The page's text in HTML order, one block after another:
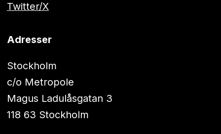
Twitter/X
Adresser
Stockholm
c/o Metropole
Magus Ladulåsgatan 3
118 63 Stockholm